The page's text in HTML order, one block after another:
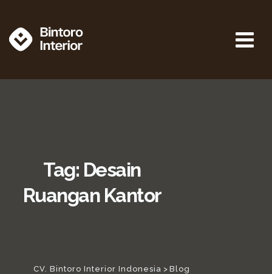
Tag: Desain
Ruangan Kantor
CV. Bintoro Interior Indonesia > Blog